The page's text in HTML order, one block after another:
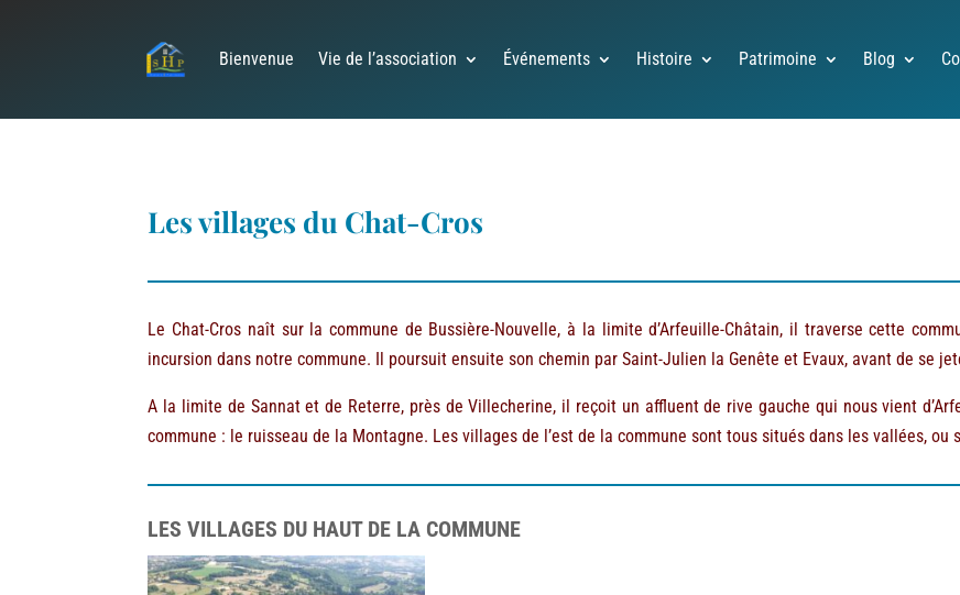
Bienvenue Vie de l’association Événements Histoire Patrimoine Blog
Les villages du Chat-Cros
Le Chat-Cros naît sur la commune de Bussière-Nouvelle, à la limite d’Arfeuille-Châtain, il traverse cette
incursion dans notre commune. Il poursuit ensuite son chemin par Saint-Julien la Genête et Evaux, avant de se
A la limite de Sannat et de Reterre, près de Villecherine, il reçoit un affluent de rive gauche qui nous vient
commune : le ruisseau de la Montagne. Les villages de l’est de la commune sont tous situés dans les vallées, ou
LES VILLAGES DU HAUT DE LA COMMUNE